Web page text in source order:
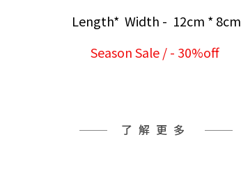
Length* Width - 12cm * 8cm
Season Sale / - 30%off
了解更多